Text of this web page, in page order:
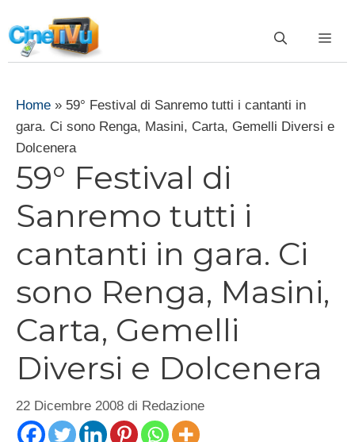
al
contenuto
Home » 59° Festival di Sanremo tutti i cantanti in
gara. Ci sono Renga, Masini, Carta, Gemelli Diversi e
Dolcenera
59° Festival di
Sanremo tutti i
cantanti in gara. Ci
sono Renga, Masini,
Carta, Gemelli
Diversi e Dolcenera
22 Dicembre 2008 di Redazione